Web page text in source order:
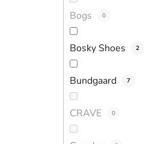
Bogs 0
Bosky Shoes 2
Bundgaard 7
CRAVE 0